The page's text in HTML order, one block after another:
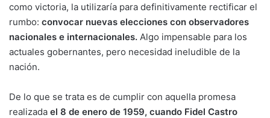
como victoria, la utilizaría para definitivamente rectificar el
rumbo: convocar nuevas elecciones con observadores
nacionales e internacionales. Algo impensable para los
actuales gobernantes, pero necesidad ineludible de la
nación.
De lo que se trata es de cumplir con aquella promesa
realizada el 8 de enero de 1959, cuando Fidel Castro